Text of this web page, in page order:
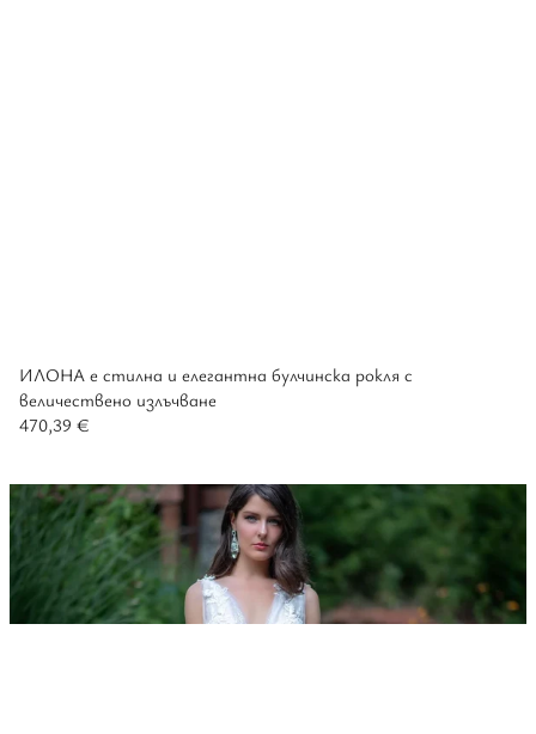
ИЛОНА е стилна и елегантна булчинска рокля с
величествено излъчване
470,39 €